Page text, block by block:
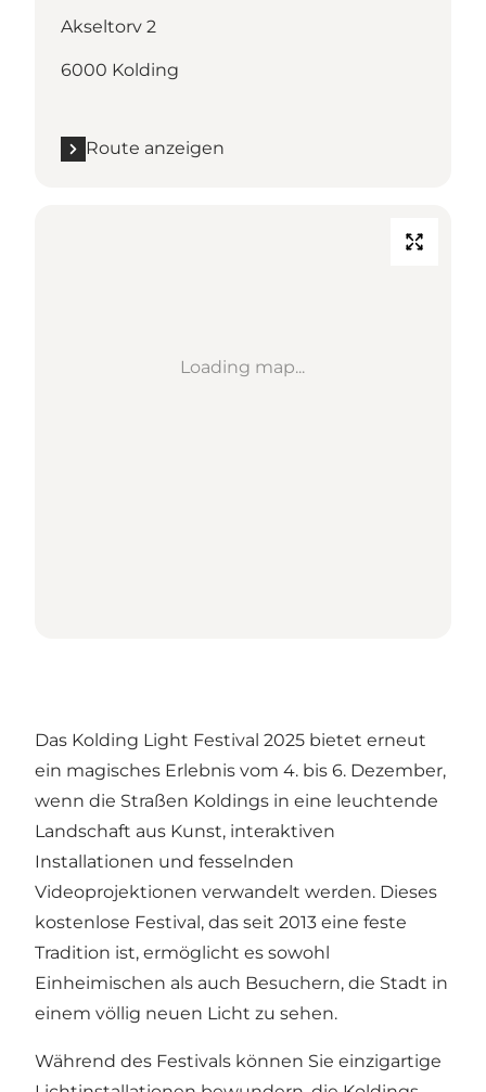
Akseltorv 2
6000 Kolding
Route anzeigen
Loading map...
Das Kolding Light Festival 2025 bietet erneut
ein magisches Erlebnis vom 4. bis 6. Dezember,
wenn die Straßen Koldings in eine leuchtende
Landschaft aus Kunst, interaktiven
Installationen und fesselnden
Videoprojektionen verwandelt werden. Dieses
kostenlose Festival, das seit 2013 eine feste
Tradition ist, ermöglicht es sowohl
Einheimischen als auch Besuchern, die Stadt in
einem völlig neuen Licht zu sehen.
Während des Festivals können Sie einzigartige